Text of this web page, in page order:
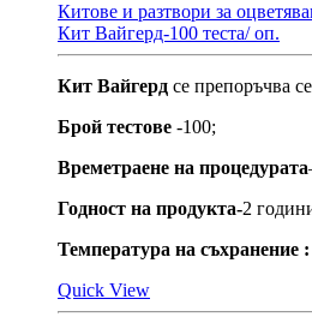
Китове и разтвори за
Кит Вайгерд-100 теста/ оп.
Кит Вайгерд се препоръчва
Брой тестове -100;
Времетраене на процедурата
Годност на продукта-2
Температура на съхранение :
Quick View